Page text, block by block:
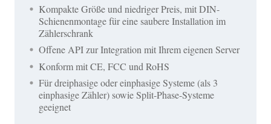
Kompakte Größe und niedriger Preis, mit DIN-
Schienenmontage für eine saubere Installation im
Zählerschrank
Offene API zur Integration mit Ihrem eigenen Server
Konform mit CE, FCC und RoHS
Für dreiphasige oder einphasige Systeme (als 3
einphasige Zähler) sowie Split-Phase-Systeme
geeignet